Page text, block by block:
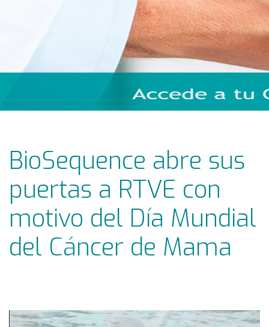
BioSequence abre sus
puertas a RTVE con
motivo del Día Mundial
del Cáncer de Mama